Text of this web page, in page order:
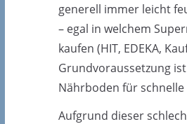
generell immer leicht
– egal in welchem
kaufen (HIT, EDEKA,
Grundvoraussetzung
Nährboden für
Aufgrund dieser